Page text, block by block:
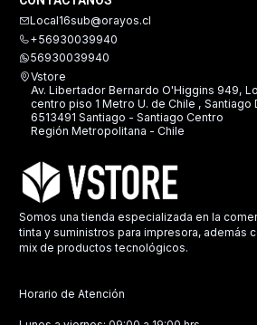
Local16sub@orayos.cl
+56930039940
56930039940
Vstore
Av. Libertador Bernardo O'Higgins 949,
centro piso 1 Metro U. de Chile , Santiago
6513491 Santiago - Santiago Centro
Región Metropolitana - Chile
Somos una tienda especializada en la
tinta y suministros para impresora, además
mix de productos tecnológicos.
Horario de Atención